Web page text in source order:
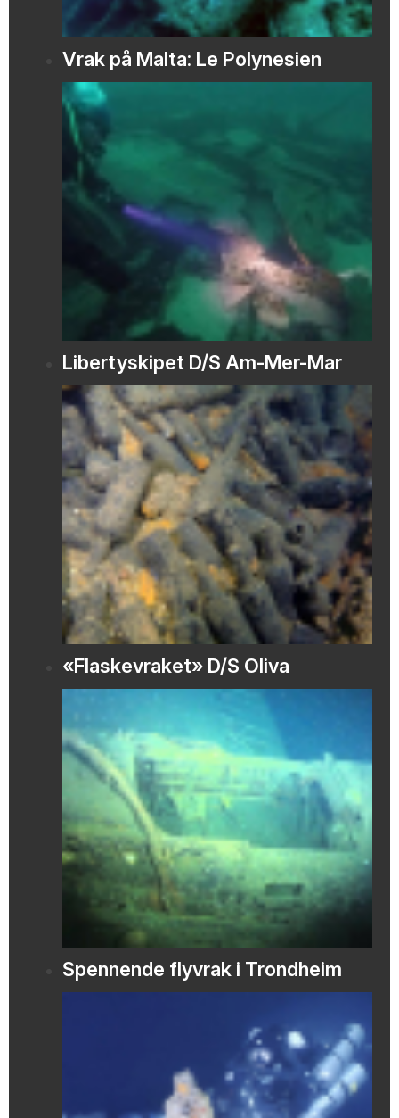
Vrak på Malta: Le Polynesien
Libertyskipet D/S Am-Mer-Mar
«Flaskevraket» D/S Oliva
Spennende flyvrak i Trondheim